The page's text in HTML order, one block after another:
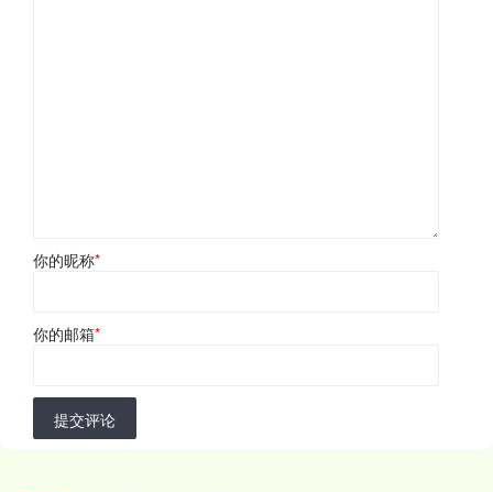
你的昵称*
你的邮箱*
提交评论